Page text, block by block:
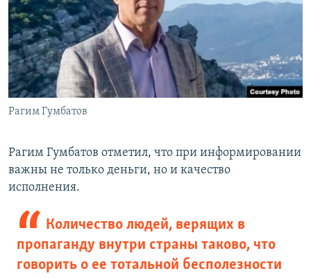
Рагим Гумбатов
Рагим Гумбатов отметил, что при информировании
важны не только деньги, но и качество
исполнения.
Количество людей, верящих в
пропаганду внутри страны таково, что
говорить о ее тотальной бесполезности